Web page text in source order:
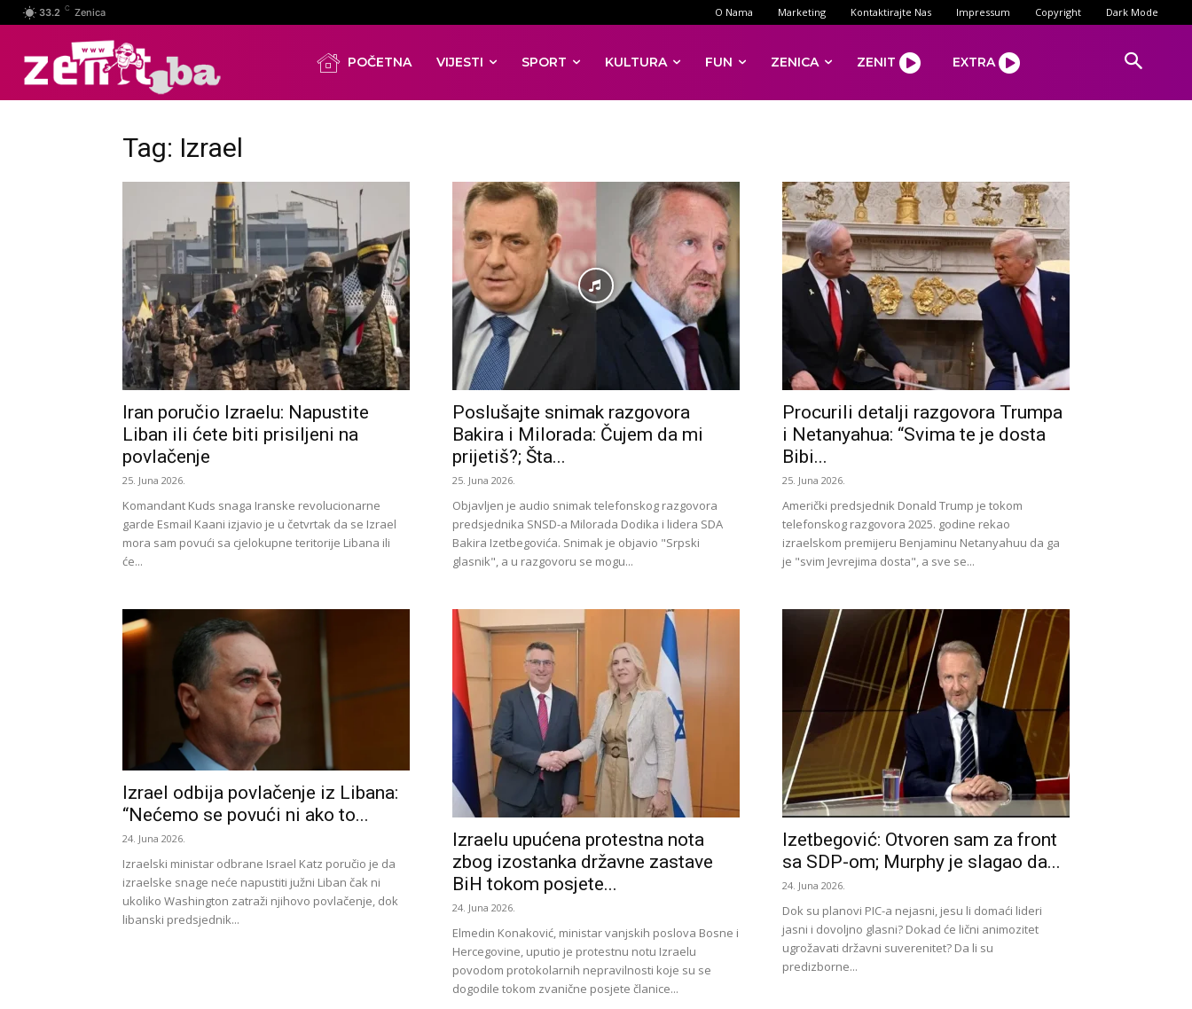
33.2 C Zenica O Nama Marketing Kontaktirajte Nas Impressum Copyright Dark Mode
POČETNA VIJESTI SPORT KULTURA FUN ZENICA ZENIT EXTRA
Tag: Izrael
Iran poručio Izraelu: Napustite
Liban ili ćete biti prisiljeni na
povlačenje
25. Juna 2026.
Komandant Kuds snaga Iranske revolucionarne
garde Esmail Kaani izjavio je u četvrtak da se Izrael
mora sam povući sa cjelokupne teritorije Libana ili
će...
Poslušajte snimak razgovora
Bakira i Milorada: Čujem da mi
prijetiš?; Šta...
25. Juna 2026.
Objavljen je audio snimak telefonskog razgovora
predsjednika SNSD-a Milorada Dodika i lidera SDA
Bakira Izetbegovića. Snimak je objavio "Srpski
glasnik", a u razgovoru se mogu...
Procurili detalji razgovora Trumpa
i Netanyahua: “Svima te je dosta
Bibi...
25. Juna 2026.
Američki predsjednik Donald Trump je tokom
telefonskog razgovora 2025. godine rekao
izraelskom premijeru Benjaminu Netanyahuu da ga
je "svim Jevrejima dosta", a sve se...
Izrael odbija povlačenje iz Libana:
“Nećemo se povući ni ako to...
24. Juna 2026.
Izraelski ministar odbrane Israel Katz poručio je da
izraelske snage neće napustiti južni Liban čak ni
ukoliko Washington zatraži njihovo povlačenje, dok
libanski predsjednik...
Izraelu upućena protestna nota
zbog izostanka državne zastave
BiH tokom posjete...
24. Juna 2026.
Elmedin Konaković, ministar vanjskih poslova Bosne i
Hercegovine, uputio je protestnu notu Izraelu
povodom protokolarnih nepravilnosti koje su se
dogodile tokom zvanične posjete članice...
Izetbegović: Otvoren sam za front
sa SDP-om; Murphy je slagao da...
24. Juna 2026.
Dok su planovi PIC-a nejasni, jesu li domaći lideri
jasni i dovoljno glasni? Dokad će lični animozitet
ugrožavati državni suverenitet? Da li su
predizborne...